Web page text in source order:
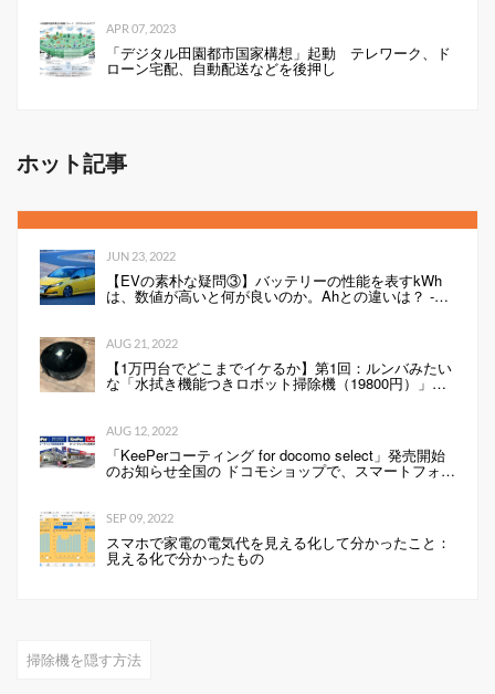
APR 07, 2023
「デジタル田園都市国家構想」起動 テレワーク、ド
ローン宅配、自動配送などを後押し
ホット記事
JUN 23, 2022
【EVの素朴な疑問③】バッテリーの性能を表すkWh
は、数値が高いと何が良いのか。Ahとの違いは？ -
AUG 21, 2022
【1万円台でどこまでイケるか】第1回：ルンバみたい
な「水拭き機能つきロボット掃除機（19800円）」の
AUG 12, 2022
「KeePerコーティング for docomo select」発売開始
のお知らせ全国の ドコモショップで、スマートフォン
SEP 09, 2022
スマホで家電の電気代を見える化して分かったこと：
見える化で分かったもの
掃除機を隠す方法